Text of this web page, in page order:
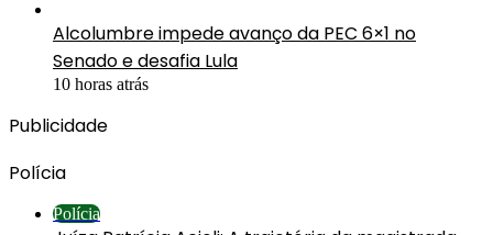
Alcolumbre impede avanço da PEC 6×1 no
Senado e desafia Lula
10 horas atrás
Publicidade
Polícia
Polícia